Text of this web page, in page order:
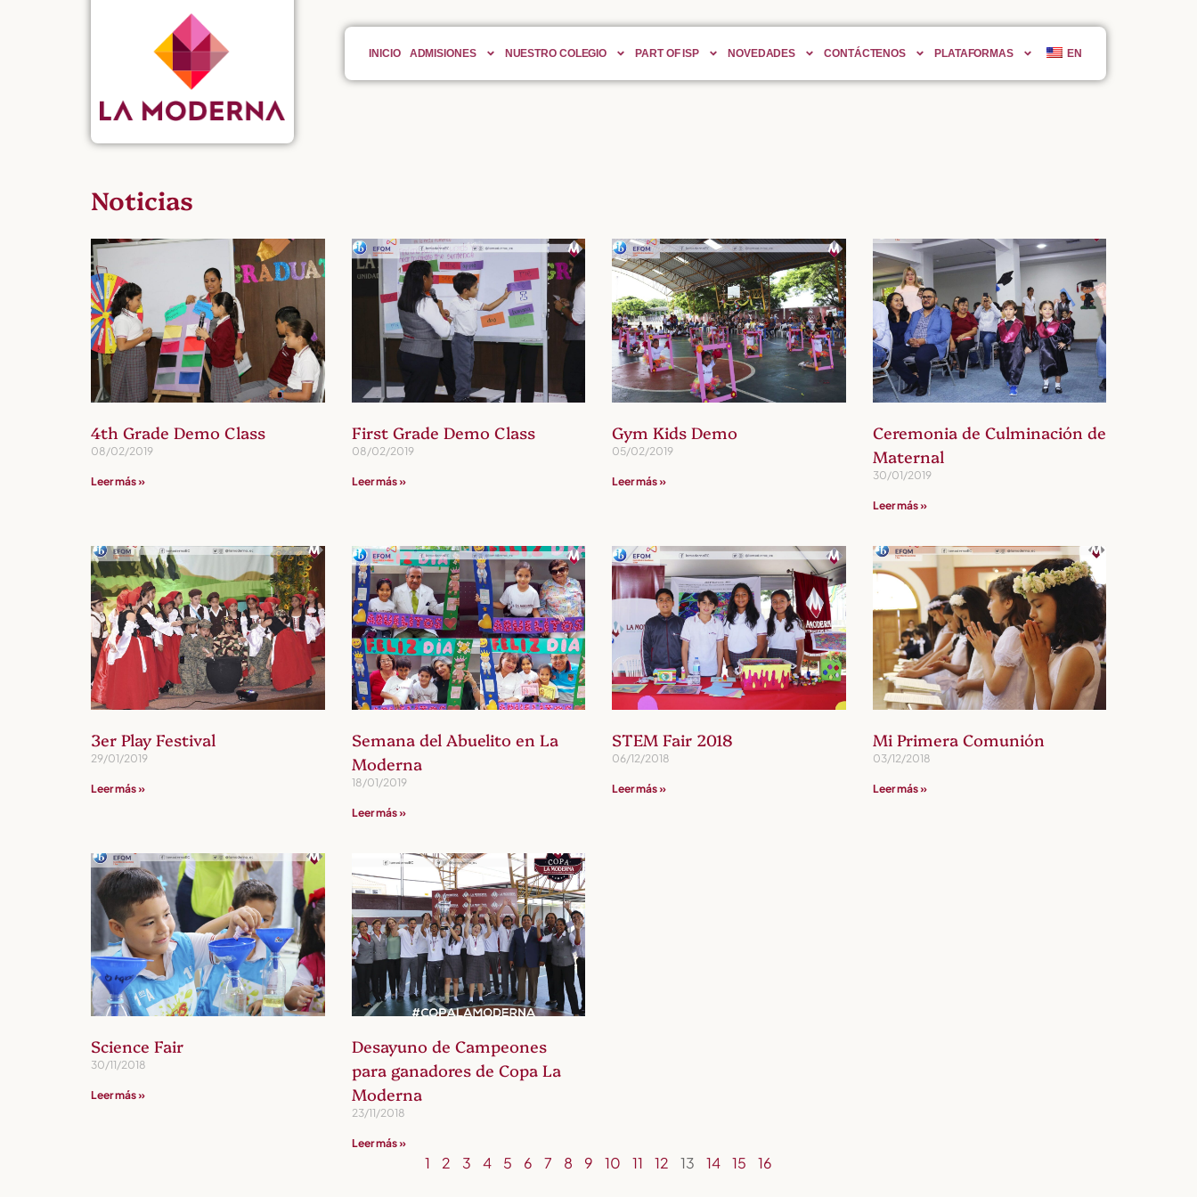
INICIO ADMISIONES NUESTRO COLEGIO PART OF ISP NOVEDADES CONTÁCTENOS PLATAFORMAS EN
Noticias
4th Grade Demo Class
08/02/2019
Leer más »
First Grade Demo Class
08/02/2019
Leer más »
Gym Kids Demo
05/02/2019
Leer más »
Ceremonia de Culminación de
Maternal
30/01/2019
Leer más »
3er Play Festival
29/01/2019
Leer más »
Semana del Abuelito en La
Moderna
18/01/2019
Leer más »
STEM Fair 2018
06/12/2018
Leer más »
Mi Primera Comunión
03/12/2018
Leer más »
Science Fair
30/11/2018
Leer más »
Desayuno de Campeones
para ganadores de Copa La
Moderna
23/11/2018
Leer más »
1 2 3 4 5 6 7 8 9 10 11 12 13 14 15 16